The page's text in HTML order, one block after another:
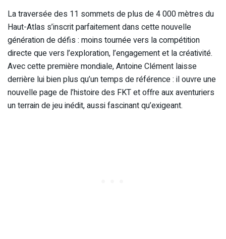
La traversée des 11 sommets de plus de 4 000 mètres du
Haut-Atlas s’inscrit parfaitement dans cette nouvelle
génération de défis : moins tournée vers la compétition
directe que vers l’exploration, l’engagement et la créativité.
Avec cette première mondiale, Antoine Clément laisse
derrière lui bien plus qu’un temps de référence : il ouvre une
nouvelle page de l’histoire des FKT et offre aux aventuriers
un terrain de jeu inédit, aussi fascinant qu’exigeant.